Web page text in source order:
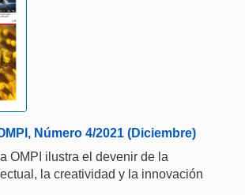
Número 4/2021 (Diciembre)
OMPI ilustra el devenir de la
la creatividad y la innovación